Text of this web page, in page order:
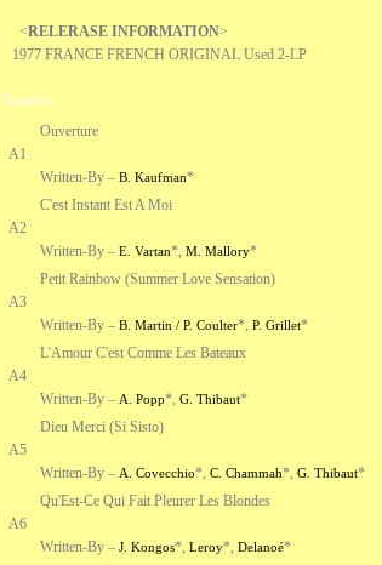
<RELERASE INFORMATION>
1977 FRANCE FRENCH ORIGINAL Used 2-LP
Tracklist
A1
Ouverture
Written-By – B. Kaufman*
A2
C'est Instant Est A Moi
Written-By – E. Vartan*, M. Mallory*
A3
Petit Rainbow (Summer Love Sensation)
Written-By – B. Martin / P. Coulter*, P. Grillet*
A4
L'Amour C'est Comme Les Bateaux
Written-By – A. Popp*, G. Thibaut*
A5
Dieu Merci (Si Sisto)
Written-By – A. Covecchio*, C. Chammah*, G. Thibaut*
A6
Qu'Est-Ce Qui Fait Pleurer Les Blondes
Written-By – J. Kongos*, Leroy*, Delanoé*